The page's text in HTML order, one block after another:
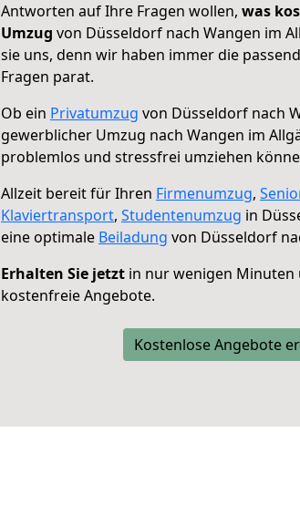
Antworten auf Ihre Fragen wollen, was
Umzug von Düsseldorf nach Wangen im
sie uns, denn wir haben immer die
Fragen parat.
Ob ein Privatumzug von Düsseldorf nach
gewerblicher Umzug nach Wangen im
problemlos und stressfrei umziehen
Allzeit bereit für Ihren Firmenumzug,
Klaviertransport, Studentenumzug in
eine optimale Beiladung von Düsseldorf
Erhalten Sie jetzt in nur wenigen
kostenfreie Angebote.
Kostenlose Angebote